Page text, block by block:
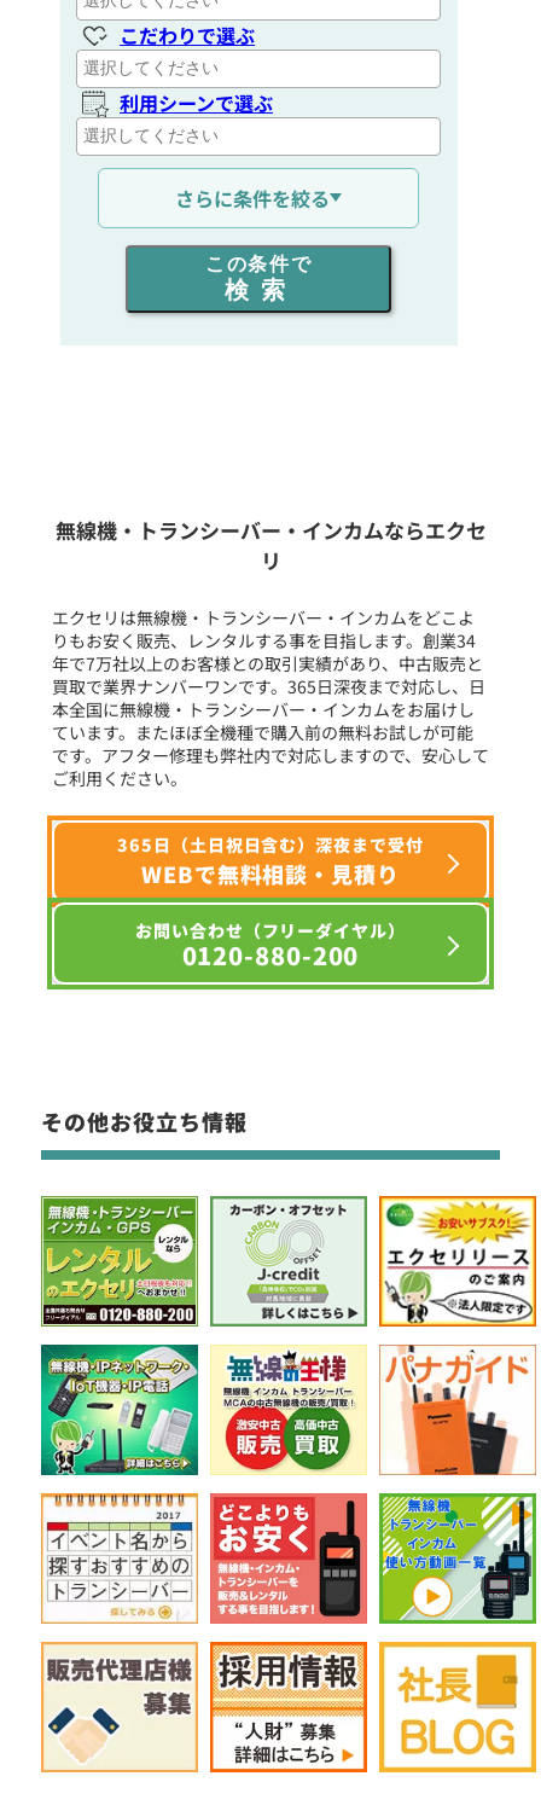
こだわりで選ぶ
利用シーンで選ぶ
通信距離を選ぶ
出力を選ぶ
同時通話人数を選ぶ
フリーワード入力(製品名等)
選択条件をリセット
さらに条件を絞る
この条件で
検索
無線機・トランシーバー・インカムならエクセ
リ
エクセリは無線機・トランシーバー・インカムをどこよ
りもお安く販売、レンタルする事を目指します。創業34
年で7万社以上のお客様との取引実績があり、中古販売と
買取で業界ナンバーワンです。365日深夜まで対応し、日
本全国に無線機・トランシーバー・インカムをお届けし
ています。またほぼ全機種で購入前の無料お試しが可能
です。アフター修理も弊社内で対応しますので、安心して
ご利用ください。
365日（土日祝日含む）深夜まで受付
WEBで無料相談・見積り
お問い合わせ（フリーダイヤル）
0120-880-200
その他お役立ち情報